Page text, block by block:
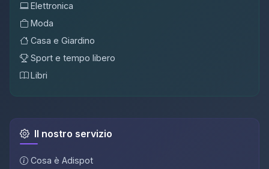
Elettronica
Moda
Casa e Giardino
Sport e tempo libero
Libri
Il nostro servizio
Cosa è Adispot